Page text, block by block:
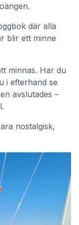
där alla
blir ett minne
minnas. Har du
i efterhand se
avslutades –
nostalgisk,